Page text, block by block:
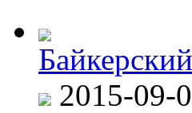
2015-09-